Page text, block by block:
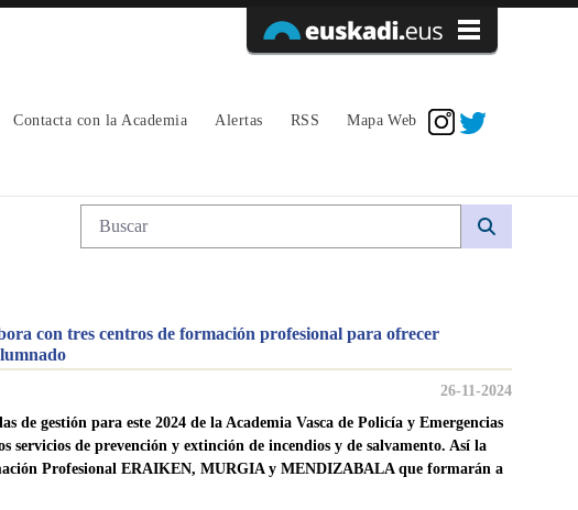
Contacta con la Academia Alertas RSS Mapa Web
profesional para ofrecer formación
Búsqueda web
con tres centros de formación profesional para ofrecer
26-11-2024
de gestión para este 2024 de la Academia Vasca de Policía y Emergencias
servicios de prevención y extinción de incendios y de salvamento. Así la
Profesional ERAIKEN, MURGIA y MENDIZABALA que formarán a